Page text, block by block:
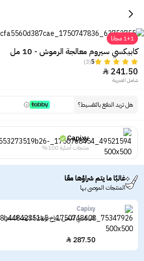
1+1 مجانا
كابيكسي سيروم معالجة الرموش - 10 مل
5
(3)
241.50

شامل الضريبة
هل تريد الدفع بالتقسيط؟
Capixy
منتجات أصلية 100%
غالبًا ما يتم شراؤها معًا
المنتجات الموصى بها
Capixy
كابيكسي انتنس بخاخ تونيك لتكثيف الشعر - 125 مل
287.50
